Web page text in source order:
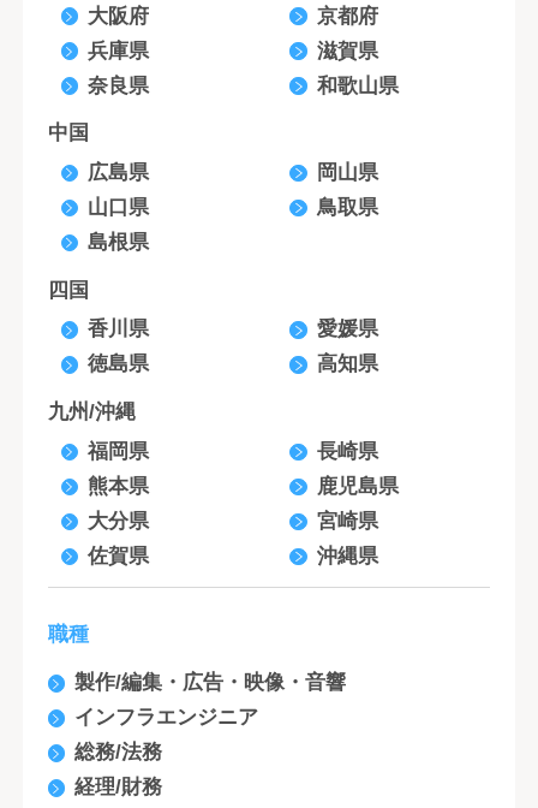
大阪府
京都府
兵庫県
滋賀県
奈良県
和歌山県
中国
広島県
岡山県
山口県
鳥取県
島根県
四国
香川県
愛媛県
徳島県
高知県
九州/沖縄
福岡県
長崎県
熊本県
鹿児島県
大分県
宮崎県
佐賀県
沖縄県
職種
製作/編集・広告・映像・音響
インフラエンジニア
総務/法務
経理/財務